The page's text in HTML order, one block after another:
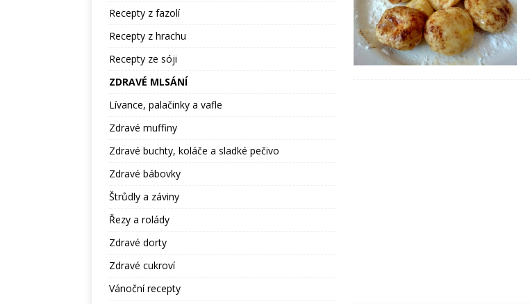
Recepty z fazolí
Recepty z hrachu
Recepty ze sóji
ZDRAVÉ MLSÁNÍ
Lívance, palačinky a vafle
Zdravé muffiny
Zdravé buchty, koláče a sladké pečivo
Zdravé bábovky
Štrůdly a záviny
Řezy a rolády
Zdravé dorty
Zdravé cukroví
Vánoční recepty